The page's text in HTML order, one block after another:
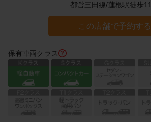
都営三田線/蓮根駅徒歩11
この店舗で予約する
保有車両クラス